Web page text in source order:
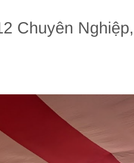
Chuyên Nghiệp,